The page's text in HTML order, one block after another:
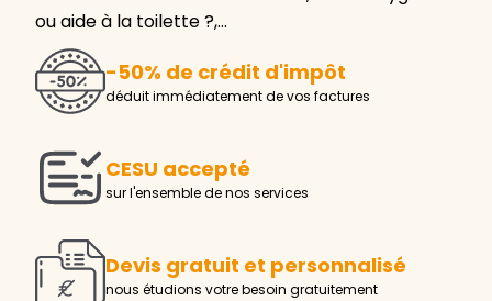
ou aide à la toilette ?,…
-50% de crédit d'impôt
déduit immédiatement de vos factures
CESU accepté
sur l'ensemble de nos services
Devis gratuit et personnalisé
nous étudions votre besoin gratuitement